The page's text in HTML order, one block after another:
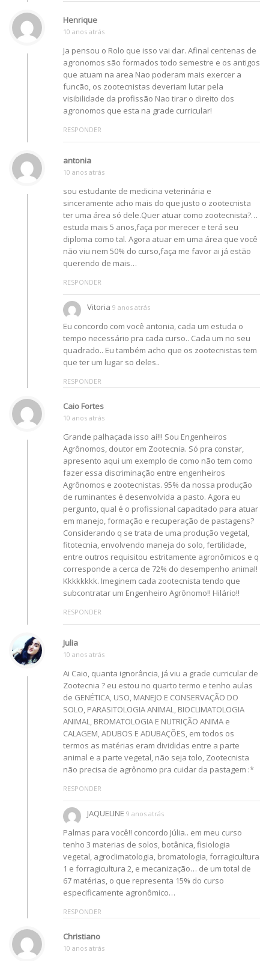
Henrique
10 anos atrás
Ja pensou o Rolo que isso vai dar. Afinal centenas de
agronomos são formados todo semestre e os antigos
que atuam na area Nao poderam mais exercer a
funcão, os zootecnistas deveriam lutar pela
visibilidade da profissão Nao tirar o direito dos
agronomos que esta na grade curricular!
RESPONDER
antonia
10 anos atrás
sou estudante de medicina veterinária e
sinceramente acho mais do que justo o zootecnista
ter uma área só dele.Quer atuar como zootecnista?…
estuda mais 5 anos,faça por merecer e terá seu
diploma como tal. Agora atuar em uma área que você
não viu nem 50% do curso,faça me favor ai já estão
querendo de mais…
RESPONDER
Vitoria 9 anos atrás
Eu concordo com você antonia, cada um estuda o
tempo necessário pra cada curso.. Cada um no seu
quadrado.. Eu também acho que os zootecnistas tem
que ter um lugar so deles..
RESPONDER
Caio Fortes
10 anos atrás
Grande palhaçada isso aí!!! Sou Engenheiros
Agrônomos, doutor em Zootecnia. Só pra constar,
apresento aqui um exemplo de como não tem como
fazer essa discriminação entre engenheiros
Agrônomos e zootecnistas. 95% da nossa produção
de ruminantes é desenvolvida a pasto. Agora eu
pergunto, qual é o profissional capacitado para atuar
em manejo, formação e recuperação de pastagens?
Considerando q se trata de uma produção vegetal,
fitotecnia, envolvendo maneja do solo, fertilidade,
entre outros requisitou estritamente agronômicos e q
corresponde a cerca de 72% do desempenho animal!
Kkkkkkkk. Imeginem cada zootecnista tendo que
subcontratar um Engenheiro Agrônomo!! Hilário!!
RESPONDER
Julia
10 anos atrás
Ai Caio, quanta ignorância, já viu a grade curricular de
Zootecnia ? eu estou no quarto termo e tenho aulas
de GENÉTICA, USO, MANEJO E CONSERVAÇÃO DO
SOLO, PARASITOLOGIA ANIMAL, BIOCLIMATOLOGIA
ANIMAL, BROMATOLOGIA E NUTRIÇÃO ANIMA e
CALAGEM, ADUBOS E ADUBAÇÕES, em todos os
termos as matérias eram divididas entre a parte
animal e a parte vegetal, não seja tolo, Zootecnista
não precisa de agrônomo pra cuidar da pastagem :*
RESPONDER
JAQUELINE 9 anos atrás
Palmas para você!! concordo Júlia.. em meu curso
tenho 3 materias de solos, botânica, fisiologia
vegetal, agroclimatologia, bromatologia, forragicultura
1 e forragicultura 2, e mecanização… de um total de
67 matérias, o que representa 15% do curso
especificamente agronômico…
RESPONDER
Christiano
10 anos atrás